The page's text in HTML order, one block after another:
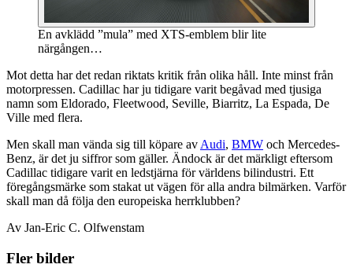
En avklädd ”mula” med XTS-emblem blir lite
närgången…
Mot detta har det redan riktats kritik från olika håll. Inte minst från
motorpressen. Cadillac har ju tidigare varit begåvad med tjusiga
namn som Eldorado, Fleetwood, Seville, Biarritz, La Espada, De
Ville med flera.
Men skall man vända sig till köpare av Audi, BMW och Mercedes-
Benz, är det ju siffror som gäller. Ändock är det märkligt eftersom
Cadillac tidigare varit en ledstjärna för världens bilindustri. Ett
föregångsmärke som stakat ut vägen för alla andra bilmärken. Varför
skall man då följa den europeiska herrklubben?
Av Jan-Eric C. Olfwenstam
Fler bilder